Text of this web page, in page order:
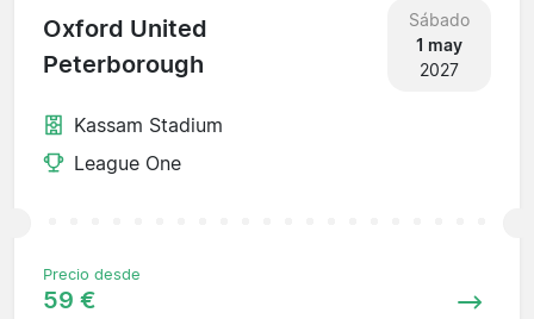
Oxford United
Peterborough
Sábado
1 may
2027
Kassam Stadium
League One
Precio desde
59 €